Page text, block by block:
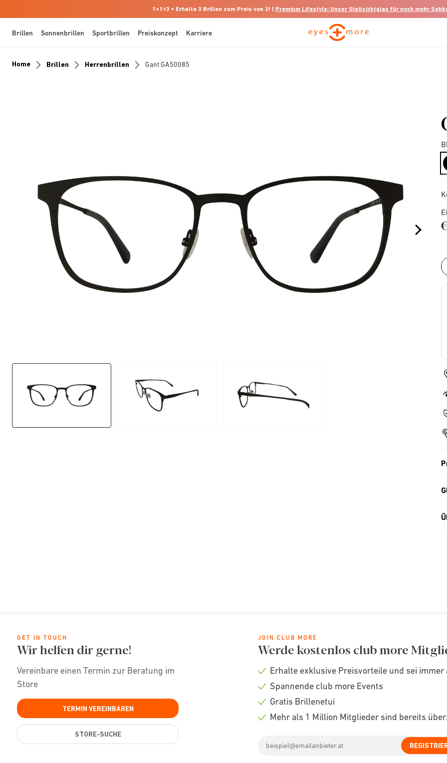
1+1=3 • Erhalte 3 Brillen zum Preis von 2! | Premium Lifestyle: Unser Gleitsichtglas für noch mehr
Brillen Sonnenbrillen Sportbrillen Preiskonzept Karriere
Home Brillen Herrenbrillen Gant GA50085
GET IN TOUCH
Wir helfen dir gerne!
Vereinbare einen Termin zur Beratung im
Store
TERMIN VEREINBAREN
STORE-SUCHE
JOIN CLUB MORE
Werde kostenlos club more
Check
Erhalte exklusive Preisvorteile und sei
Check
Spannende club more Events
Check
Gratis Brillenetui
Mehr als 1 Million Mitglieder sind bereits
address